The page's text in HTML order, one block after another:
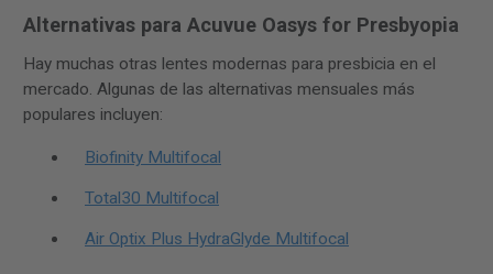
Alternativas para Acuvue Oasys for Presbyopia
Hay muchas otras lentes modernas para presbicia en el
mercado. Algunas de las alternativas mensuales más
populares incluyen:
Biofinity Multifocal
Total30 Multifocal
Air Optix Plus HydraGlyde Multifocal